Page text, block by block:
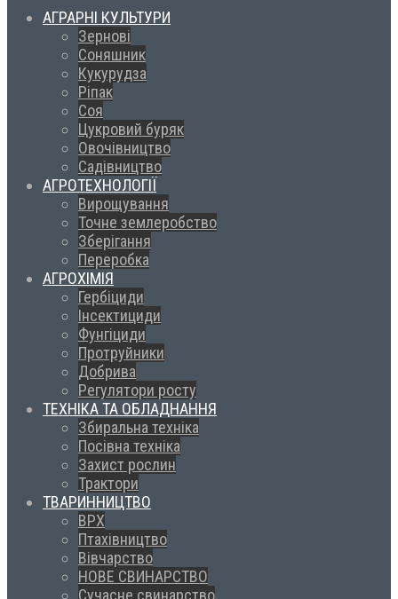
АГРАРНІ КУЛЬТУРИ
Зернові
Соняшник
Кукурудза
Ріпак
Соя
Цукровий буряк
Овочівництво
Садівництво
АГРОТЕХНОЛОГІЇ
Вирощування
Точне землеробство
Зберігання
Переробка
АГРОХІМІЯ
Гербіциди
Інсектициди
Фунгіциди
Протруйники
Добрива
Регулятори росту
ТЕХНІКА ТА ОБЛАДНАННЯ
Збиральна техніка
Посівна техніка
Захист рослин
Трактори
ТВАРИННИЦТВО
ВРХ
Птахівництво
Вівчарство
НОВЕ СВИНАРСТВО
Сучасне свинарство